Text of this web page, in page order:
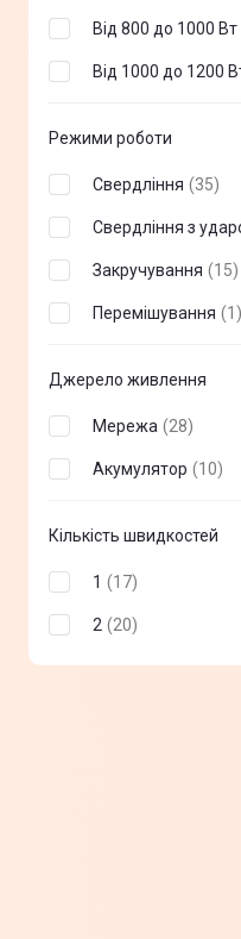
Від 800 до 1000 Вт
Від 1000 до 1200
Режими роботи
Свердління (35)
Свердління з
Закручування (15)
Перемішування (1 )
Джерело живлення
Мережа (28)
Акумулятор (10)
Кількість швидкостей
1 (17)
2 (20)